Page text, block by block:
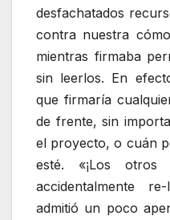
desfachatados
contra nuestra
mientras firmaba
sin leerlos. En
que firmaría
de frente, sin
el proyecto, o cuán
esté. «¡Los
accidentalmente
admitió un poco